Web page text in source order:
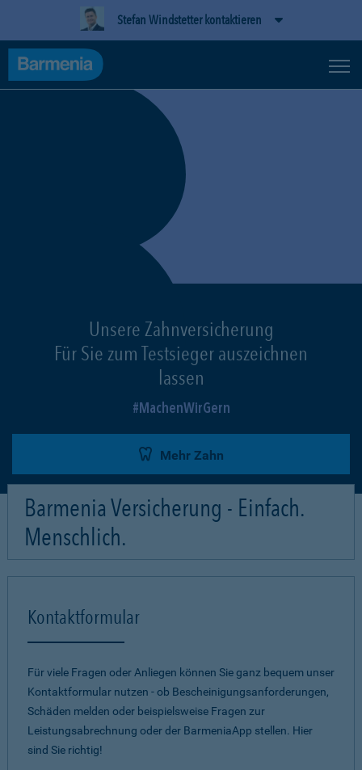
Stefan Windstetter kontaktieren
Unsere Zahnversicherung
Für Sie zum Testsieger auszeichnen
lassen
MachenWirGern
Mehr Zahn
Barmenia Versicherung - Einfach.
Menschlich.
Kontaktformular
Für viele Fragen oder Anliegen können Sie ganz bequem unser
Kontaktformular nutzen - ob Bescheinigungsanforderungen,
Schäden melden oder beispielsweise Fragen zur
Leistungsabrechnung oder der BarmeniaApp stellen. Hier
sind Sie richtig!